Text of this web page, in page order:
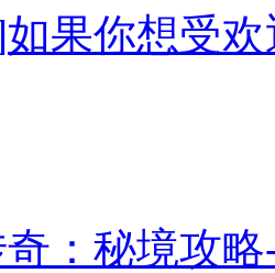
如果你想受
：秘境攻